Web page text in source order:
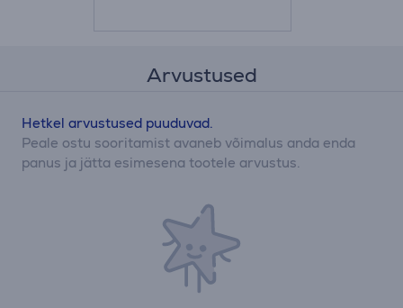
Arvustused
Hetkel arvustused puuduvad.
Peale ostu sooritamist avaneb võimalus anda enda
panus ja jätta esimesena tootele arvustus.